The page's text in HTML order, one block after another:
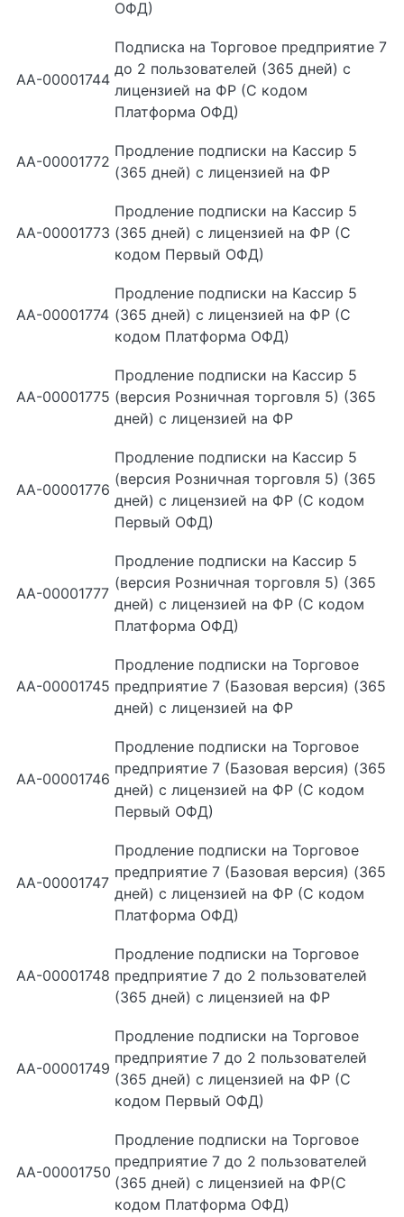
ОФД)
АА-00001744
Подписка на Торговое предприятие 7
до 2 пользователей (365 дней) с
лицензией на ФР (С кодом
Платформа ОФД)
АА-00001772
Продление подписки на Кассир 5
(365 дней) с лицензией на ФР
АА-00001773
Продление подписки на Кассир 5
(365 дней) с лицензией на ФР (С
кодом Первый ОФД)
АА-00001774
Продление подписки на Кассир 5
(365 дней) с лицензией на ФР (С
кодом Платформа ОФД)
АА-00001775
Продление подписки на Кассир 5
(версия Розничная торговля 5) (365
дней) с лицензией на ФР
АА-00001776
Продление подписки на Кассир 5
(версия Розничная торговля 5) (365
дней) с лицензией на ФР (С кодом
Первый ОФД)
АА-00001777
Продление подписки на Кассир 5
(версия Розничная торговля 5) (365
дней) с лицензией на ФР (С кодом
Платформа ОФД)
АА-00001745
Продление подписки на Торговое
предприятие 7 (Базовая версия) (365
дней) с лицензией на ФР
АА-00001746
Продление подписки на Торговое
предприятие 7 (Базовая версия) (365
дней) с лицензией на ФР (С кодом
Первый ОФД)
АА-00001747
Продление подписки на Торговое
предприятие 7 (Базовая версия) (365
дней) с лицензией на ФР (С кодом
Платформа ОФД)
АА-00001748
Продление подписки на Торговое
предприятие 7 до 2 пользователей
(365 дней) с лицензией на ФР
АА-00001749
Продление подписки на Торговое
предприятие 7 до 2 пользователей
(365 дней) с лицензией на ФР (С
кодом Первый ОФД)
АА-00001750
Продление подписки на Торговое
предприятие 7 до 2 пользователей
(365 дней) с лицензией на ФР(С
кодом Платформа ОФД)